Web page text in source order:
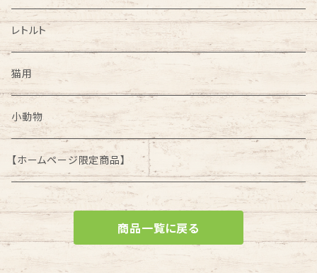
レトルト
猫用
小動物
【ホームページ限定商品】
商品一覧に戻る